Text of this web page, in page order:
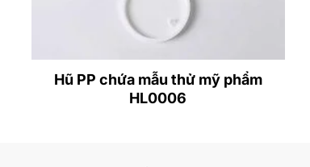
Hũ PP chứa mẫu thử mỹ phẩm
HL0006